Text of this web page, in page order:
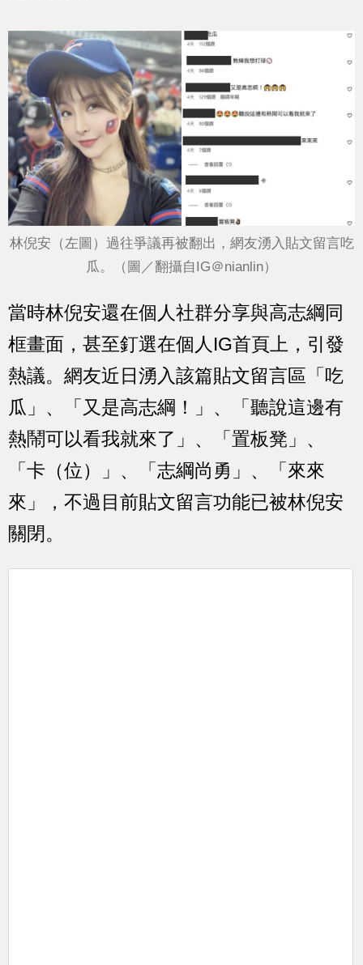
林倪安（左圖）過往爭議再被翻出，網友湧入貼文留言吃
瓜。（圖／翻攝自IG＠nianlin）
當時林倪安還在個人社群分享與高志綱同
框畫面，甚至釘選在個人IG首頁上，引發
熱議。網友近日湧入該篇貼文留言區「吃
瓜」、「又是高志綱！」、「聽說這邊有
熱鬧可以看我就來了」、「置板凳」、
「卡（位）」、「志綱尚勇」、「來來
來」，不過目前貼文留言功能已被林倪安
關閉。